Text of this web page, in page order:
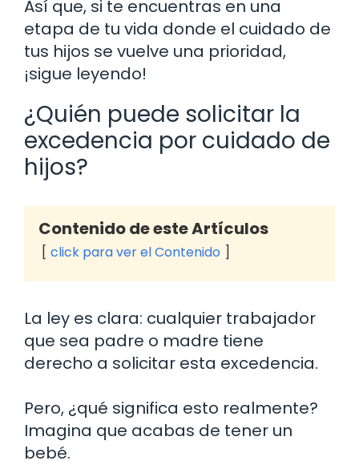
Así que, si te encuentras en una
etapa de tu vida donde el cuidado de
tus hijos se vuelve una prioridad,
¡sigue leyendo!
¿Quién puede solicitar la
excedencia por cuidado de
hijos?
Contenido de este Artículos
click para ver el Contenido
La ley es clara: cualquier trabajador
que sea padre o madre tiene
derecho a solicitar esta excedencia.
Pero, ¿qué significa esto realmente?
Imagina que acabas de tener un
bebé.